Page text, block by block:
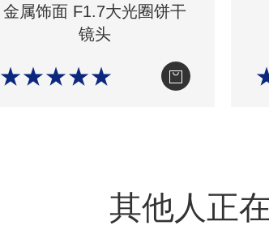
金属饰面 F1.7大光圈饼干
镜头
★★★★★
其他人正